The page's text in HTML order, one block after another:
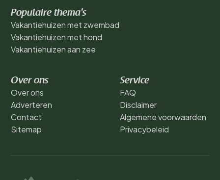
Populaire thema's
Vakantiehuizen met zwembad
Vakantiehuizen met hond
Vakantiehuizen aan zee
Over ons
Over ons
Adverteren
Contact
Sitemap
Service
FAQ
Disclaimer
Algemene voorwaarden
Privacybeleid